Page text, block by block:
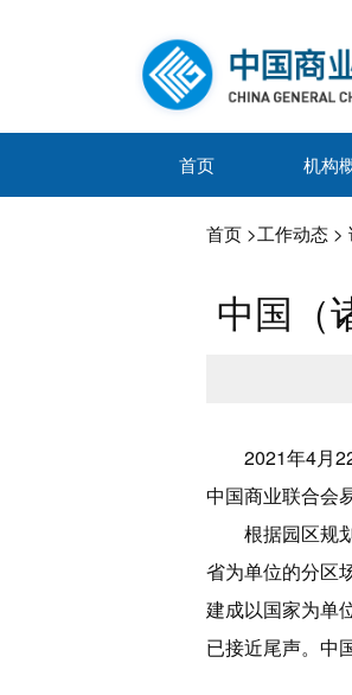
首页 机构
首页 >工作动态 >
中国（
2021年4月
中国商业联合会
根据园区规
省为单位的分区
建成以国家为单
已接近尾声。中